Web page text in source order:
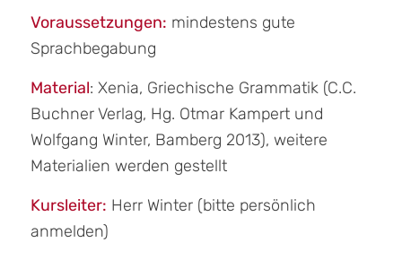
Voraussetzungen: mindestens gute
Sprachbegabung
Material: Xenia, Griechische Grammatik(C.C.
Buchner Verlag, Hg. Otmar Kampertund
Wolfgang Winter, Bamberg 2013), weitere
Materialien werden gestellt
Kursleiter: Herr Winter (bitte persönlich
anmelden)